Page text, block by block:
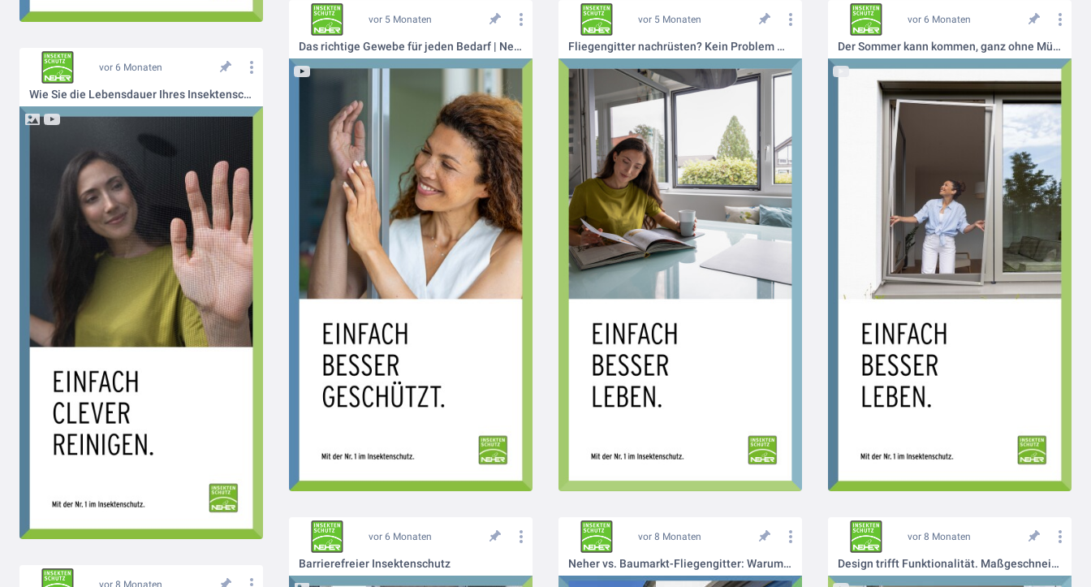
vor 5 Monaten
Das richtige Gewebe für jeden Bedarf | Neher Insektenschutz
vor 5 Monaten
Fliegengitter nachrüsten? Kein Problem mit Neher Insektenschutz
vor 6 Monaten
Der Sommer kann kommen, ganz ohne Mücken | Neher Insektenschutz
vor 6 Monaten
Wie Sie die Lebensdauer Ihres Insektenschutzes verlängern
vor 6 Monaten
Barrierefreier Insektenschutz
vor 8 Monaten
Neher vs. Baumarkt-Fliegengitter: Warum sich Qualität auszahlt
vor 8 Monaten
Design trifft Funktionalität. Maßgeschneiderter Insektenschutz für Ihr Zuhause.
vor 8 Monaten